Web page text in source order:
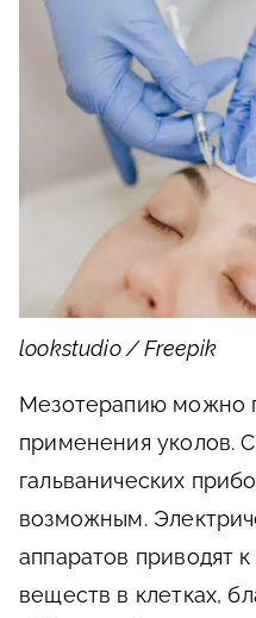
lookstudio / Freepik
Мезотерапию можно
применения уколов.
гальванических
возможным.
аппаратов приводят
веществ в клетках,